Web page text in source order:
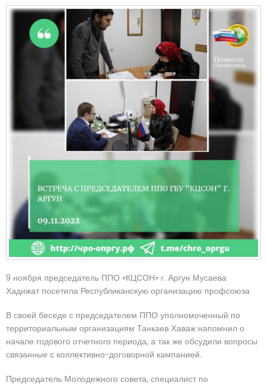
9 ноября председатель ППО «КЦСОН» г. Аргун Мусаева
Хадижат посетила Республиканскую организацию профсоюза
В своей беседе с председателем ППО уполномоченный по
территориальным организациям Танкаев Хаваж напомнил о
начале годового отчетного периода, а так же обсудили вопросы
связанные с коллективно-договорной кампанией.
Председатель Молодежного совета, специалист по